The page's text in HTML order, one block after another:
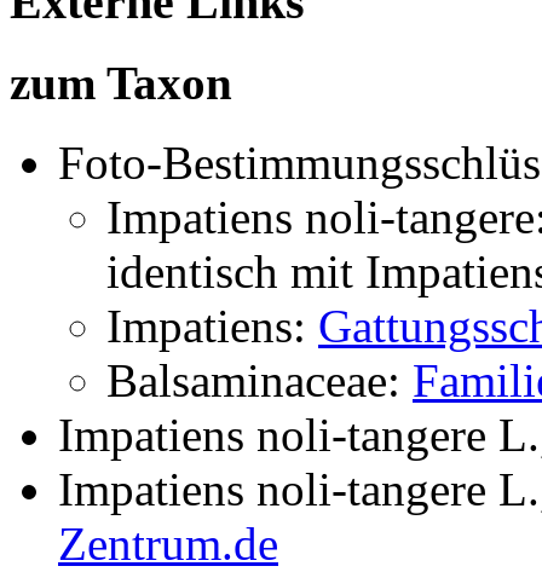
zum Taxon
Foto-
Impatiens noli-
identisch mit
Impatiens:
Balsaminaceae:
Impatiens noli-tangere
Impatiens noli-tangere
Zentrum.de